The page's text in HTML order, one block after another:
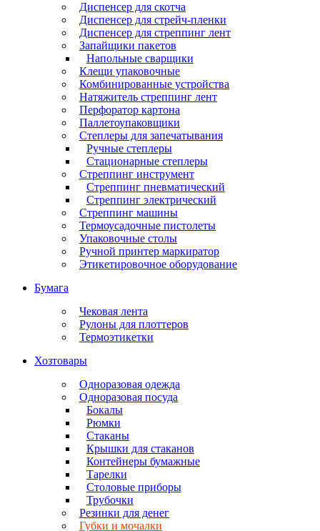
Диспенсер для скотча
Диспенсер для стрейч-пленки
Диспенсер для стреппинг лент
Запайщики пакетов
Напольные сварщики
Клещи упаковочные
Комбинированные устройства
Натяжитель стреппинг лент
Перфоратор картона
Паллетоупаковщики
Степлеры для запечатывания
Ручные степлеры
Стационарные степлеры
Стреппинг инструмент
Стреппинг пневматический
Стреппинг электрический
Стреппинг машины
Термоусадочные пистолеты
Упаковочные столы
Ручной принтер маркиратор
Этикетировочное оборудование
Бумага
Чековая лента
Рулоны для плоттеров
Термоэтикетки
Хозтовары
Одноразовая одежда
Одноразовая посуда
Бокалы
Рюмки
Стаканы
Крышки для стаканов
Контейнеры бумажные
Тарелки
Столовые приборы
Трубочки
Резинки для денег
Губки и мочалки